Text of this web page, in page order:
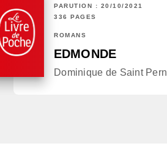
PARUTION : 20/10/2021
336 PAGES
ROMANS
EDMONDE
Dominique de Saint Pern